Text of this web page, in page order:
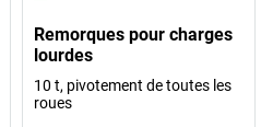
Remorques pour charges
lourdes
10 t, pivotement de toutes les
roues